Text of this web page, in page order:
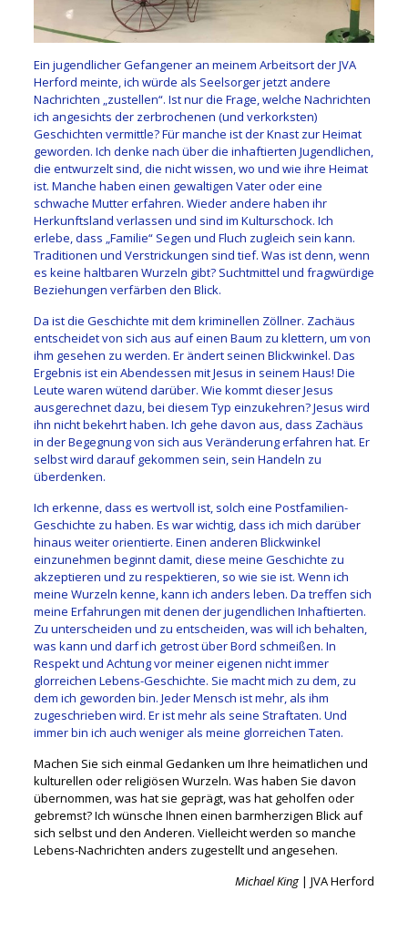
Ein jugendlicher Gefangener an meinem Arbeitsort der JVA
Herford meinte, ich würde als Seelsorger jetzt andere
Nachrichten „zustellen“. Ist nur die Frage, welche Nachrichten
ich angesichts der zerbrochenen (und verkorksten)
Geschichten vermittle? Für manche ist der Knast zur Heimat
geworden. Ich denke nach über die inhaftierten Jugendlichen,
die entwurzelt sind, die nicht wissen, wo und wie ihre Heimat
ist. Manche haben einen gewaltigen Vater oder eine
schwache Mutter erfahren. Wieder andere haben ihr
Herkunftsland verlassen und sind im Kulturschock. Ich
erlebe, dass „Familie“ Segen und Fluch zugleich sein kann.
Traditionen und Verstrickungen sind tief. Was ist denn, wenn
es keine haltbaren Wurzeln gibt? Suchtmittel und fragwürdige
Beziehungen verfärben den Blick.
Da ist die Geschichte mit dem kriminellen Zöllner. Zachäus
entscheidet von sich aus auf einen Baum zu klettern, um von
ihm gesehen zu werden. Er ändert seinen Blickwinkel. Das
Ergebnis ist ein Abendessen mit Jesus in seinem Haus! Die
Leute waren wütend darüber. Wie kommt dieser Jesus
ausgerechnet dazu, bei diesem Typ einzukehren? Jesus wird
ihn nicht bekehrt haben. Ich gehe davon aus, dass Zachäus
in der Begegnung von sich aus Veränderung erfahren hat. Er
selbst wird darauf gekommen sein, sein Handeln zu
überdenken.
Ich erkenne, dass es wertvoll ist, solch eine Postfamilien-
Geschichte zu haben. Es war wichtig, dass ich mich darüber
hinaus weiter orientierte. Einen anderen Blickwinkel
einzunehmen beginnt damit, diese meine Geschichte zu
akzeptieren und zu respektieren, so wie sie ist. Wenn ich
meine Wurzeln kenne, kann ich anders leben. Da treffen sich
meine Erfahrungen mit denen der jugendlichen Inhaftierten.
Zu unterscheiden und zu entscheiden, was will ich behalten,
was kann und darf ich getrost über Bord schmeißen. In
Respekt und Achtung vor meiner eigenen nicht immer
glorreichen Lebens-Geschichte. Sie macht mich zu dem, zu
dem ich geworden bin. Jeder Mensch ist mehr, als ihm
zugeschrieben wird. Er ist mehr als seine Straftaten. Und
immer bin ich auch weniger als meine glorreichen Taten.
Machen Sie sich einmal Gedanken um Ihre heimatlichen und
kulturellen oder religiösen Wurzeln. Was haben Sie davon
übernommen, was hat sie geprägt, was hat geholfen oder
gebremst? Ich wünsche Ihnen einen barmherzigen Blick auf
sich selbst und den Anderen. Vielleicht werden so manche
Lebens-Nachrichten anders zugestellt und angesehen.
Michael King | JVA Herford